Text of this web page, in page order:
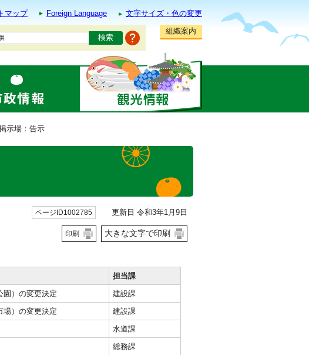
マップ Foreign Language
文字サイズ・色の変更
組織案内
示場：告示
ページID1002785 更新日 令和3年1月9日
印刷 大きな文字で印刷
担当課
園）の変更決定
建設課
場）の変更決定
建設課
水道課
総務課